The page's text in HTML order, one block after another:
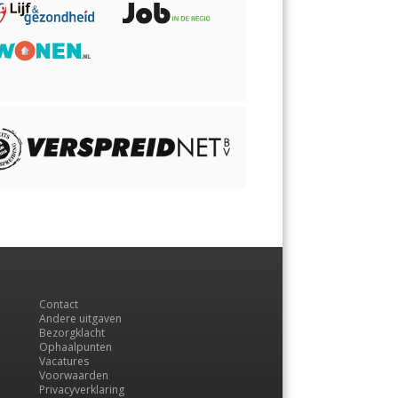
Contact
Andere uitgaven
Bezorgklacht
Ophaalpunten
Vacatures
Voorwaarden
Privacyverklaring